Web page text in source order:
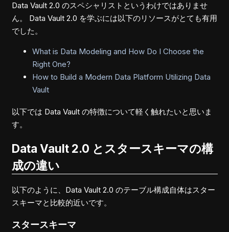
Data Vault 2.0 のスペシャリストというわけではありませ
ん。 Data Vault 2.0 を学ぶには以下のリソースがとても有用
でした。
What is Data Modeling and How Do I Choose the
Right One?
How to Build a Modern Data Platform Utilizing Data
Vault
以下では Data Vault の特徴について軽く触れたいと思いま
す。
Data Vault 2.0 とスタースキーマの構
成の違い
以下のように、Data Vault 2.0 のテーブル構成自体はスター
スキーマと比較的近いです。
スタースキーマ